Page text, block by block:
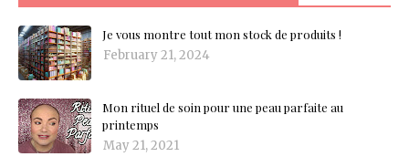
Je vous montre tout mon stock de produits !
February 21, 2024
Mon rituel de soin pour une peau parfaite au
printemps
May 21, 2021